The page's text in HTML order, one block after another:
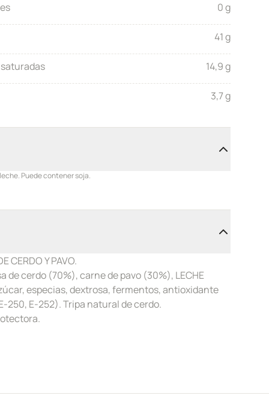
0 g
41 g
14,9 g
3,7 g
Puede contener soja.
CERDO Y PAVO.
de cerdo (70%), carne de pavo (30%), LECHE
especias, dextrosa, fermentos, antioxidante
250, E-252). Tripa natural de cerdo.